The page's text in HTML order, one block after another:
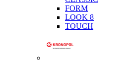
FORM
LOOK 8
TOUCH